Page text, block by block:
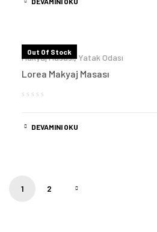
Out Of Stock
Makyaj Masası,Yatak Odası
Lorea Makyaj Masası
DEVAMINI OKU
1 2